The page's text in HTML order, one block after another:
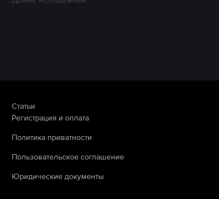
Статьи
Регистрация и оплата
Политика приватности
Пользовательское соглашение
Юридические документы